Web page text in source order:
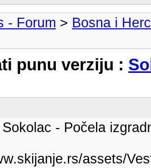
- Forum > Bosna i
punu verziju :
- Počela
assets/